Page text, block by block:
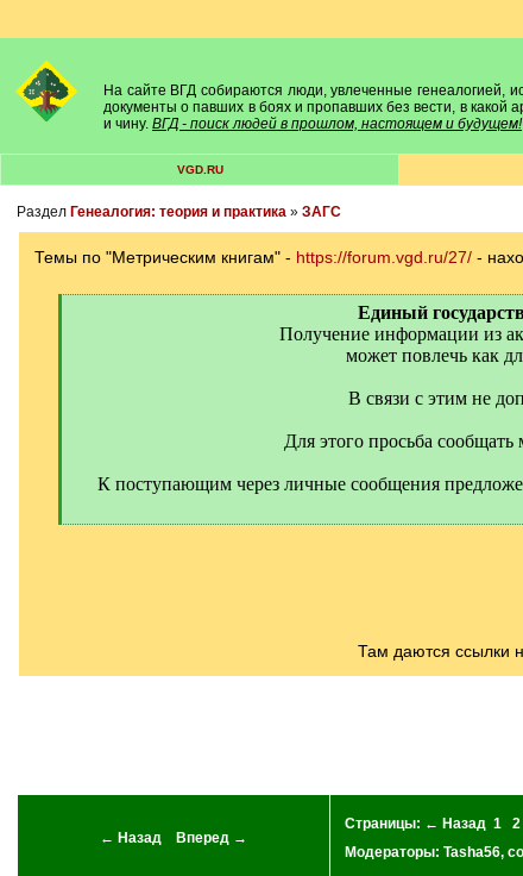
На сайте ВГД собираются люди, увлеченные генеалогией,
документы о павших в боях и пропавших без вести, в какой
и чину. ВГД - поиск людей в прошлом, настоящем и будущем!
VGD.RU
Раздел Генеалогия: теория и практика» ЗАГС
Темы по "Метрическим книгам" - https://forum.vgd.ru/27/-
Единый
Получение информации из
может повлечь как
В связи с этим не
Для этого просьба
К поступающим через личные сообщения
[
Там даются ссылки
← Назад Вперед →
Страницы: ← Назад 1 2
Модераторы: Tasha56,